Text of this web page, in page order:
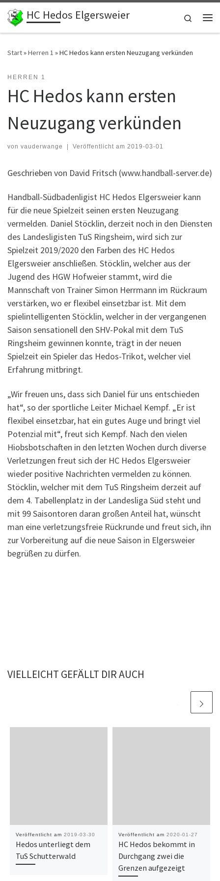
Zum Inhalt springen
HC Hedos Elgersweier
Search
Start»Herren 1 »HC Hedos kann ersten Neuzugang verkünden
HERREN 1
HC Hedos kann ersten
Neuzugang verkünden
von vauderwange | Veröffentlicht am 2019-03-01
Geschrieben von David Fritsch (www.handball-server.de)
Handball-Südbadenligist HC Hedos Elgersweier kann
für die neue Spielzeit seinen ersten Neuzugang
vermelden. Daniel Stöcklin, derzeit noch in den Diensten
des Landesligisten TuS Ringsheim, wird sich zur
Spielzeit 2019/2020 den Farben des HC Hedos
Elgersweier anschließen. Stöcklin, welcher aus der
Jugend des HGW Hofweier stammt, wird die
Mannschaft von Trainer Simon Herrmann im Rückraum
verstärken, wo er flexibel einsetzbar ist. Mit dem
spielintelligenten Stöcklin, welcher in der vergangenen
Saison sensationell den SHV-Pokal mit dem TuS
Ringsheim gewinnen konnte, trägt in der neuen
Spielzeit ein Spieler das Hedos-Trikot, welcher viel
Erfahrung mitbringt.
„Wir freuen uns, dass sich Daniel für uns entschieden
hat“, so der sportliche Leiter Michael Kempf. „Er ist
flexibel einsetzbar, hat ein gutes Auge und bringt viel
Potenzial mit“, freut sich Kempf. Nach den vielen
Hiobsbotschaften in den letzten Wochen durch diverse
Verletzungen freut sich der HC Hedos Elgersweier
wieder positive Nachrichten vermelden zu können.
Stöcklin, welcher mit dem TuS Ringsheim derzeit auf
dem 4. Tabellenplatz in der Landesliga Süd steht und
mit 99 Saisontoren daran großen Anteil hat, wünscht
man eine verletzungsfreie Rückrunde und freut sich, ihn
zur Vorbereitung auf die neue Saison in Elgersweier
begrüßen zu dürfen.
VIELLEICHT GEFÄLLT DIR AUCH
Veröffentlicht am 2019-03-30
Hedos unterliegt dem
TuS Schutterwald
Veröffentlicht am 2020-01-27
HC Hedos bekommt in
Durchgang zwei die
Grenzen aufgezeigt